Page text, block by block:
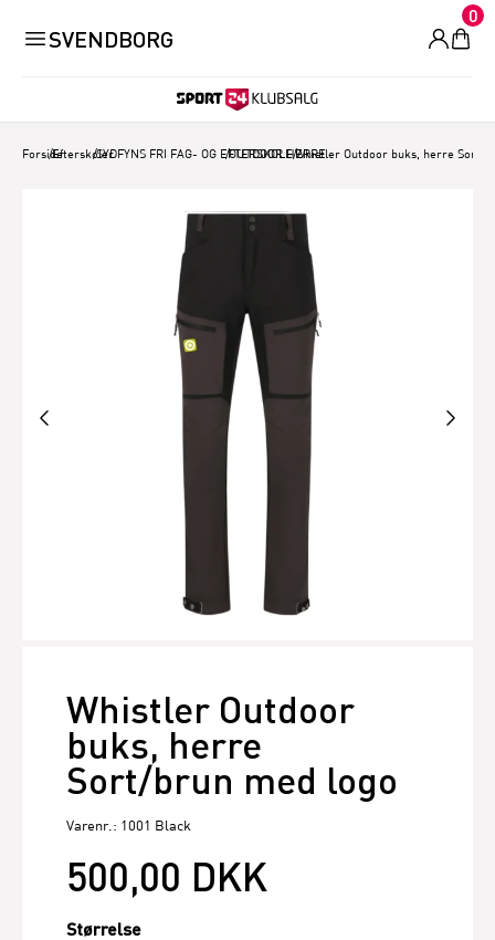
SVENDBORG
0
Forside
/Efterskoler
/SYDFYNS FRI FAG- OG EFTERSKOLE
/OUTDOOR HERRE
/Whistler Outdoor buks, herre Sort/
Whistler Outdoor
buks, herre
Sort/brun med logo
Varenr.: 1001 Black
500,00 DKK
Størrelse